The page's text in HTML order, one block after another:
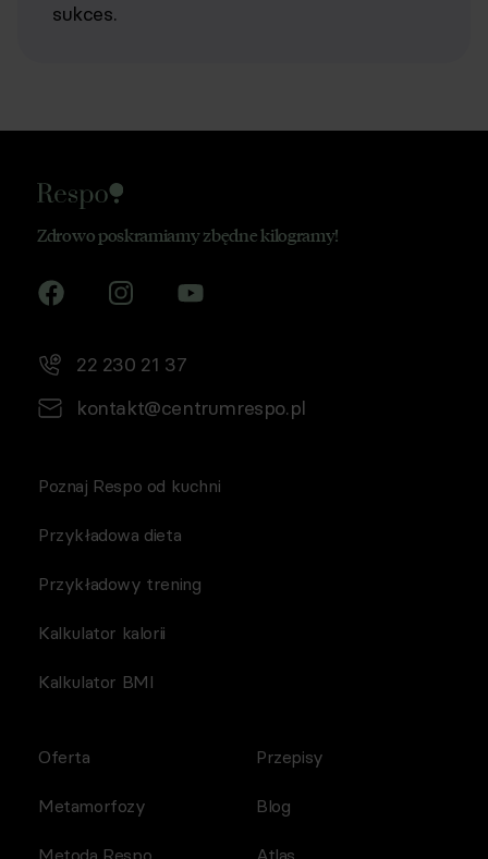
sukces.
Zdrowo poskramiamy zbędne kilogramy!
22 230 21 37
kontakt@centrumrespo.pl
Poznaj Respo od kuchni
Przykładowa dieta
Przykładowy trening
Kalkulator kalorii
Kalkulator BMI
Oferta
Metamorfozy
Przepisy
Blog